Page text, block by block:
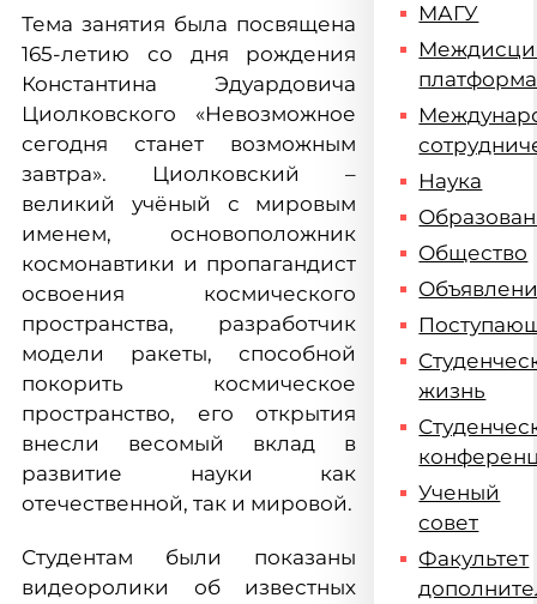
Тема занятия была посвящена
165-летию со дня рождения
Константина Эдуардовича
Циолковского «Невозможное
сегодня станет возможным
завтра». Циолковский –
великий учёный с мировым
именем, основоположник
космонавтики и пропагандист
освоения космического
пространства, разработчик
модели ракеты, способной
покорить космическое
пространство, его открытия
внесли весомый вклад в
развитие науки как
отечественной, так и мировой.
Студентам были показаны
видеоролики об известных
МАГУ
платформа
Наука
Общество
жизнь
Ученый
совет
Факультет